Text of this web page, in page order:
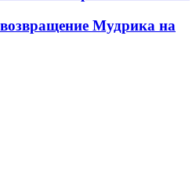
Мудрика на